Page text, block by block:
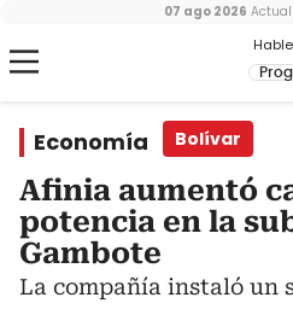
07 ago 2026
Economía Bolívar
Afinia aumentó
potencia en la
Gambote
La compañía instaló un